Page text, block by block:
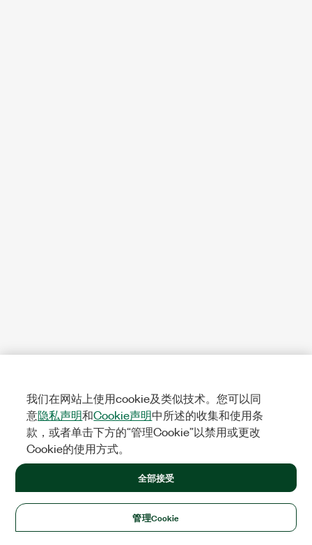
我们在网站上使用cookie及类似技术。您可以同
意隐私声明和Cookie声明中所述的收集和使用条
款，或者单击下方的“管理Cookie”以禁用或更改
Cookie的使用方式。
管理Cookie
全部接受